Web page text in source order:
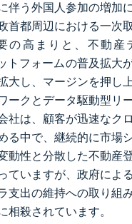
伴う外国人参加の増加
首都周辺における一次
の高まりと、不動産
トフォームの普及拡大
大し、マージンを押し
ークとデータ駆動型リ
社は、顧客が迅速なク
る中で、継続的に市場
動性と分散した不動産
ていますが、政府によ
支出の維持への取り組
相殺されています。